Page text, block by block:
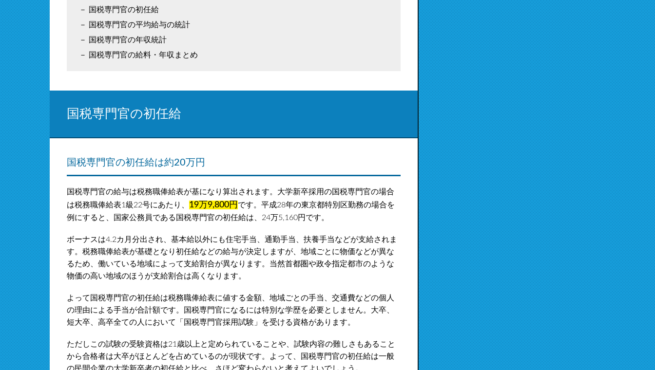
国税専門官の初任給
国税専門官の平均給与の統計
国税専門官の年収統計
国税専門官の給料・年収まとめ
国税専門官の初任給
国税専門官の初任給は約20万円
国税専門官の給与は税務職俸給表が基になり算出されます。大学新卒採用の国税専門官の場合
は税務職俸給表1級22号にあたり、 19万9,800円 です。平成28年の東京都特別区勤務の場合を
例にすると、国家公務員である国税専門官の初任給は、24万5,160円です。
ボーナスは4.2カ月分出され、基本給以外にも住宅手当、通勤手当、扶養手当などが支給されま
す。税務職俸給表が基礎となり初任給などの給与が決定しますが、地域ごとに物価などが異な
るため、働いている地域によって支給割合が異なります。当然首都圏や政令指定都市のような
物価の高い地域のほうが支給割合は高くなります。
よって国税専門官の初任給は税務職俸給表に値する金額、地域ごとの手当、交通費などの個人
の理由による手当が合計額です。国税専門官になるには特別な学歴を必要としません。大卒、
短大卒、高卒全ての人において「国税専門官採用試験」を受ける資格があります。
ただしこの試験の受験資格は21歳以上と定められていることや、試験内容の難しさもあること
から合格者は大卒がほとんどを占めているのが現状です。よって、国税専門官の初任給は一般